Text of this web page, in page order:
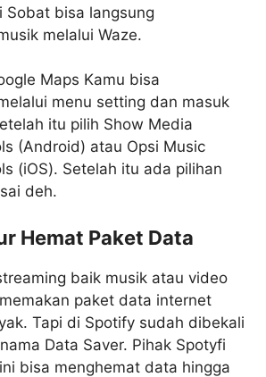
Sobat bisa langsung
melalui Waze.
Maps Kamu bisa
menu setting dan masuk
itu pilih Show Media
(Android) atau Opsi Music
(iOS). Setelah itu ada pilihan
deh.
Hemat Paket Data
baik musik atau video
paket data internet
Tapi di Spotify sudah dibekali
Data Saver. Pihak Spotyfi
bisa menghemat data hingga